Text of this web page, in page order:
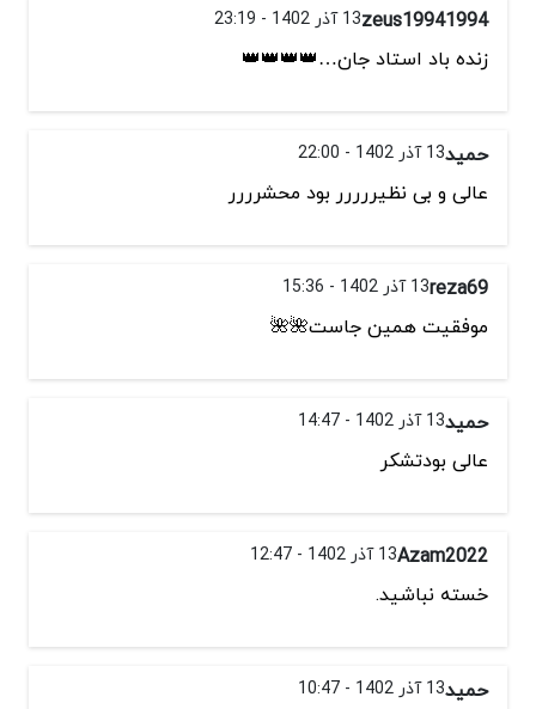
zeus1994199413 آذر 1402 - 23:19
زنده باد استاد جان…👑👑👑👑
حمید13 آذر 1402 - 22:00
عالی و بی نظیررررر بود محشرررر
reza6913 آذر 1402 - 15:36
موفقیت همین جاست🌺🌺
حمید13 آذر 1402 - 14:47
عالی بودتشکر
Azam202213 آذر 1402 - 12:47
خسته نباشید.
حمید13 آذر 1402 - 10:47